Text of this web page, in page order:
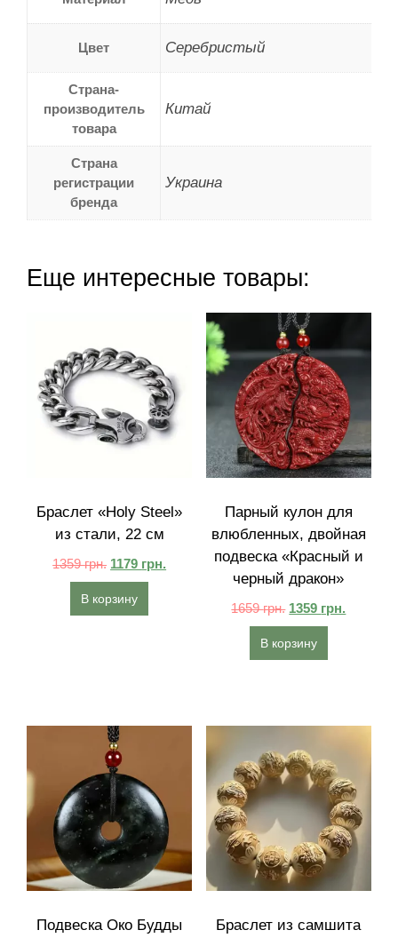
Цвет Серебристый
Страна-
производитель
товара
Китай
Страна
регистрации
бренда
Украина
Еще интересные товары:
Браслет «Holy Steel»
из стали, 22 см
1359грн. 1179 грн.
В корзину
Парный кулон для
влюбленных, двойная
подвеска «Красный и
черный дракон»
1659грн. 1359 грн.
В корзину
Подвеска Око Будды
Браслет из самшита